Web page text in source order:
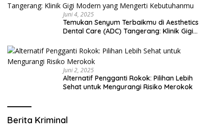
Juni 4, 2025
Temukan Senyum Terbaikmu di Aesthetics
Dental Care (ADC) Tangerang: Klinik Gigi
Juni 2, 2025
Alternatif Pengganti Rokok: Pilihan Lebih
Sehat untuk Mengurangi Risiko Merokok
Berita Kriminal